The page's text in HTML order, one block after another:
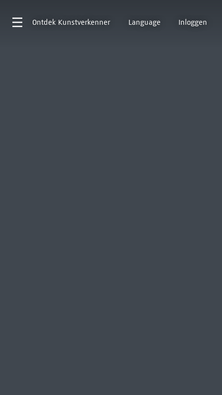
Ontdek Kunstverkenner Language Inloggen